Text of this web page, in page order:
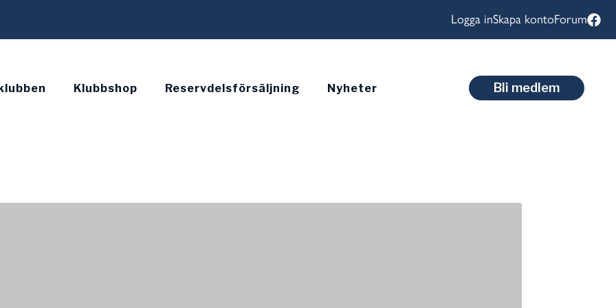
Logga inSkapa kontoForum
Klubbshop Reservdelsförsäljning Nyheter Bli medlem